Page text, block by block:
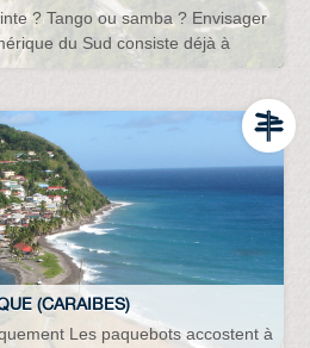
? Tango ou samba ? Envisager
du Sud consiste déjà à
(CARAIBES)
Les paquebots accostent à